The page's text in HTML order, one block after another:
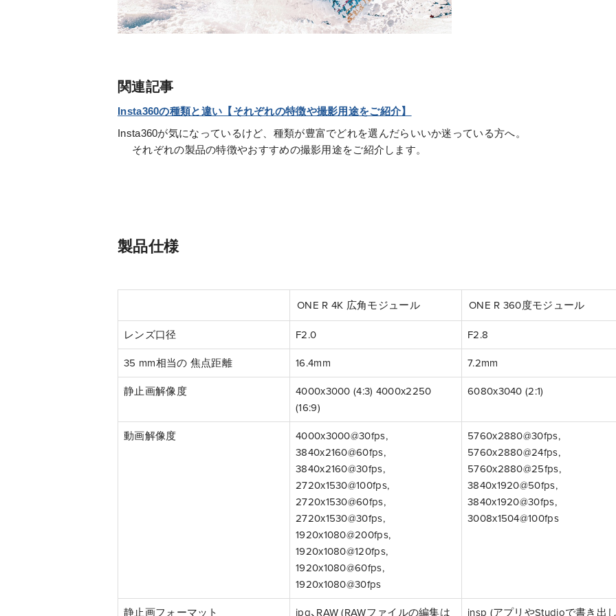
関連記事
Insta360の種類と違い【それぞれの特徴や撮影用途をご紹介】
Insta360が気になっているけど、種類が豊富でどれを選んだらいいか迷っている方へ。
それぞれの製品の特徴やおすすめの撮影用途をご紹介します。
製品仕様
ONE R 4K 広角モジュール ONE R 360度モジュール
レンズ口径 F2.0 F2.8
35 mm相当の 焦点距離 16.4mm 7.2mm
静止画解像度
4000x3000 (4:3) 4000x2250
(16:9)
6080x3040 (2:1)
動画解像度
4000x3000@30fps,
3840x2160@60fps,
3840x2160@30fps,
2720x1530@100fps,
2720x1530@60fps,
2720x1530@30fps,
1920x1080@200fps,
1920x1080@120fps,
1920x1080@60fps,
1920x1080@30fps
5760x2880@30fps,
5760x2880@24fps,
5760x2880@25fps,
3840x1920@50fps,
3840x1920@30fps,
3008x1504@100fps
静止画フォーマット jpg、RAW (RAWファイルの編集は insp (アプリやStudioで書き出し